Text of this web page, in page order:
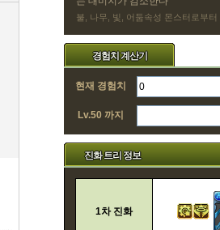
불, 나무, 빛, 어둠속성 몬스터로부
경험치 계산기
현재 경험치
Lv.50 까지
진화 트리 정보
1차 진화